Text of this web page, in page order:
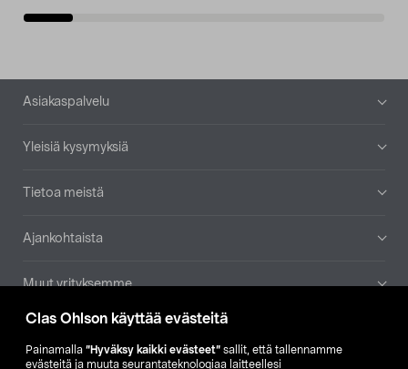
Clas Ohlson käyttää evästeitä
Painamalla ”Hyväksy kaikki evästeet” sallit, että tallennamme
evästeitä ja muuta seurantateknologiaa laitteellesi
Alatunniste
Asiakaspalvelu
Yleisiä kysymyksiä
Tietoa meistä
Ajankohtaista
Muut yrityksemme
Etsi myymälä